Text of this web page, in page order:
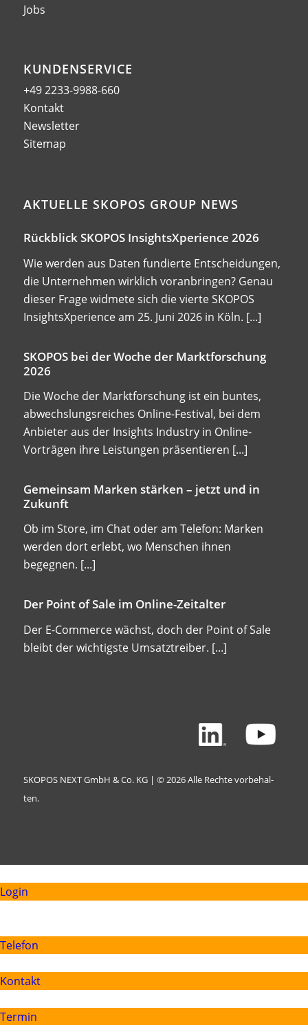
Jobs
KUNDENSERVICE
+49 2233-9988-660
Kontakt
Newsletter
Sitemap
AKTUELLE SKOPOS GROUP NEWS
Rückblick SKOPOS InsightsXperience 2026
Wie werden aus Daten fundierte Entscheidungen,
die Unternehmen wirklich voranbringen? Genau
dieser Frage widmete sich die vierte SKOPOS
InsightsXperience am 25. Juni 2026 in Köln. [...]
SKOPOS bei der Woche der Marktforschung
2026
Die Woche der Marktforschung ist ein buntes,
abwechslungsreiches Online-Festival, bei dem
Anbieter aus der Insights Industry in Online-
Vorträgen ihre Leistungen präsentieren [...]
Gemeinsam Marken stärken – jetzt und in
Zukunft
Ob im Store, im Chat oder am Telefon: Marken
werden dort erlebt, wo Menschen ihnen
begegnen. [...]
Der Point of Sale im Online-Zeitalter
Der E-Commerce wächst, doch der Point of Sale
bleibt der wichtigste Umsatztreiber. [...]
SKO­POS NEXT GmbH & Co. KG | © 2026 Alle Rech­te vor­be­hal­
ten.
Login
Telefon
Kontakt
Termin